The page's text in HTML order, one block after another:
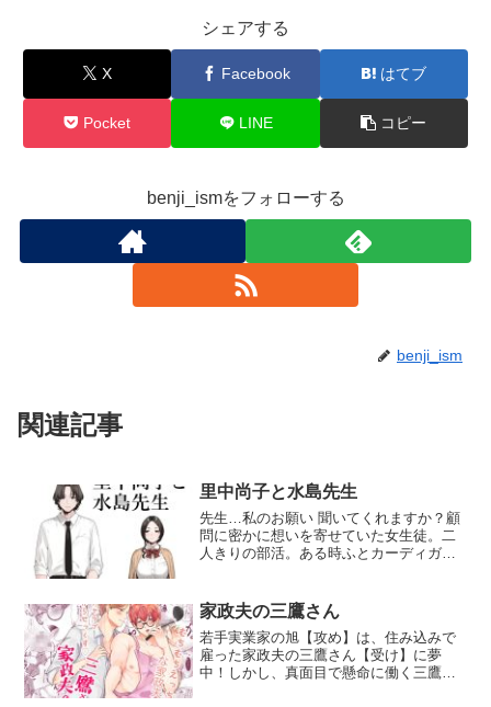
シェアする
X Facebook はてブ
Pocket LINE コピー
benji_ismをフォローする
benji_ism
関連記事
里中尚子と水島先生
先生…私のお願い 聞いてくれますか？顧
問に密かに想いを寄せていた女生徒。二
人きりの部活。ある時ふとカーディガン
問だった。まったく脈が無いと思ってい
たのに…そんなものを見てしまった
ら…。先生が悪いのですよ…
家政夫の三鷹さん
若手実業家の旭【攻め】は、住み込みで
雇った家政夫の三鷹さん【受け】に夢
中！しかし、真面目で懸命に働く三鷹さ